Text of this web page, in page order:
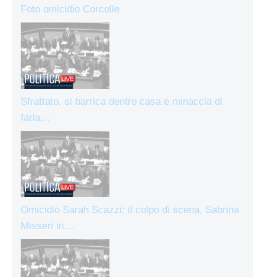
Foto omicidio Corcolle
Sfrattato, si barrica dentro casa e minaccia di
farla…
Omicidio Sarah Scazzi: il colpo di scena, Sabrina
Misseri in…